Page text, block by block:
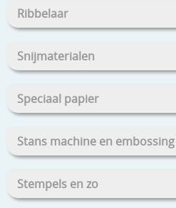
Ribbelaar
Snijmaterialen
Speciaal papier
Stans machine en
Stempels en zo